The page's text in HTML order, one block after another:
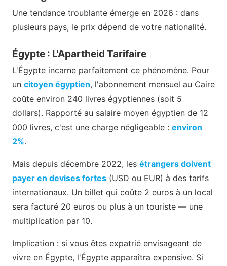
Une tendance troublante émerge en 2026 : dans
plusieurs pays, le prix dépend de votre nationalité.
Égypte : L'Apartheid Tarifaire
L'Égypte incarne parfaitement ce phénomène. Pour
un citoyen égyptien, l'abonnement mensuel au Caire
coûte environ 240 livres égyptiennes (soit 5
dollars). Rapporté au salaire moyen égyptien de 12
000 livres, c'est une charge négligeable : environ
2%.
Mais depuis décembre 2022, les étrangers doivent
payer en devises fortes (USD ou EUR) à des tarifs
internationaux. Un billet qui coûte 2 euros à un local
sera facturé 20 euros ou plus à un touriste — une
multiplication par 10.
Implication : si vous êtes expatrié envisageant de
vivre en Égypte, l'Égypte apparaîtra expensive. Si